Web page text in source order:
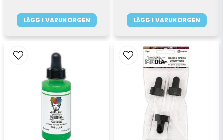
LÄGG I VARUKORGEN LÄGG I VARUKORGEN